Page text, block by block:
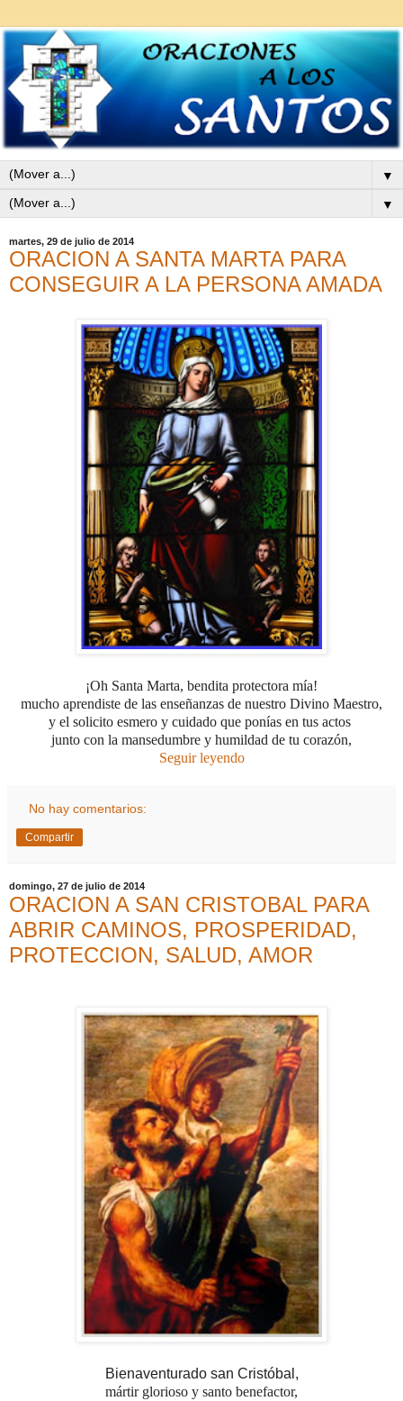
▼
▼
martes, 29 de julio de 2014
ORACION A SANTA MARTA PARA
CONSEGUIR A LA PERSONA AMADA
¡Oh Santa Marta, bendita protectora mía!
mucho aprendiste de las enseñanzas de nuestro Divino Maestro,
y el solicito esmero y cuidado que ponías en tus actos
junto con la mansedumbre y humildad de tu corazón,
Seguir leyendo
No hay comentarios:
Compartir
domingo, 27 de julio de 2014
ORACION A SAN CRISTOBAL PARA
ABRIR CAMINOS, PROSPERIDAD,
PROTECCION, SALUD, AMOR
Bienaventurado san Cristóbal,
mártir glorioso y santo benefactor,